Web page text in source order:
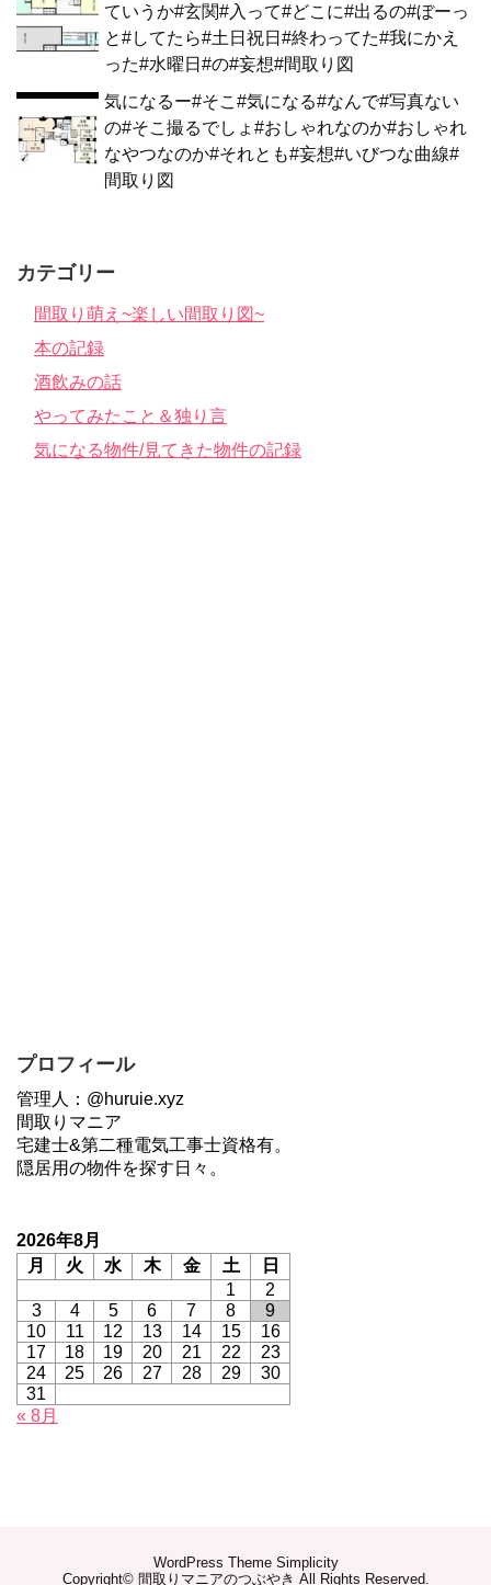
ていうか#玄関#入って#どこに#出るの#ぼーっ
と#してたら#土日祝日#終わってた#我にかえ
った#水曜日#の#妄想#間取り図
気になるー#そこ#気になる#なんで#写真ない
の#そこ撮るでしょ#おしゃれなのか#おしゃれ
なやつなのか#それとも#妄想#いびつな曲線#
間取り図
カテゴリー
間取り萌え~楽しい間取り図~
本の記録
酒飲みの話
やってみたこと＆独り言
気になる物件/見てきた物件の記録
プロフィール
管理人：@huruie.xyz
間取りマニア
宅建士&第二種電気工事士資格有。
隠居用の物件を探す日々。
2026年8月
月
火 水 木 金 土
日
1
2
3
4 5 6 7 8
9
10
11 12 13 14 15
16
17
18 19 20 21 22
23
24
25 26 27 28 29
30
31
« 8月
WordPress Theme Simplicity
Copyright© 間取りマニアのつぶやき All Rights Reserved.